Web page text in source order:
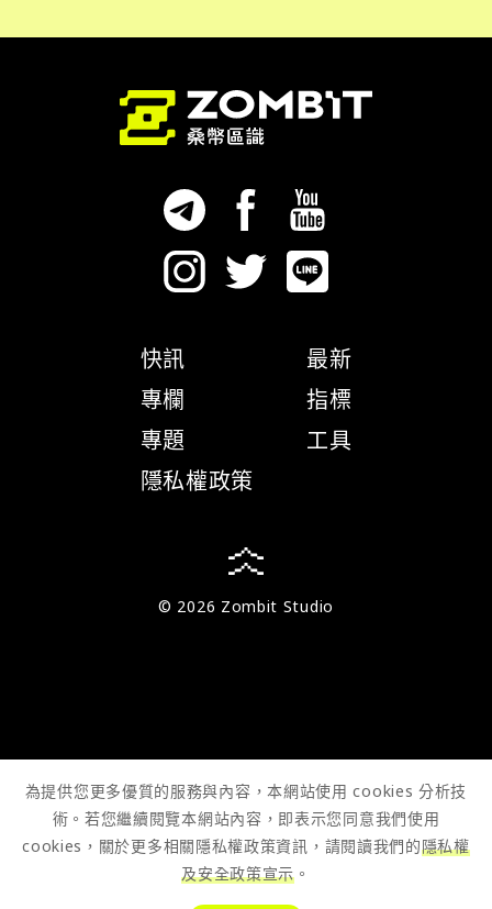
快訊
專欄
專題
隱私權政策
最新
指標
工具
© 2026 Zombit Studio
為提供您更多優質的服務與內容，本網站使用 cookies 分析技
術。若您繼續閱覽本網站內容，即表示您同意我們使用
cookies，關於更多相關隱私權政策資訊，請閱讀我們的隱私權
及安全政策宣示 。